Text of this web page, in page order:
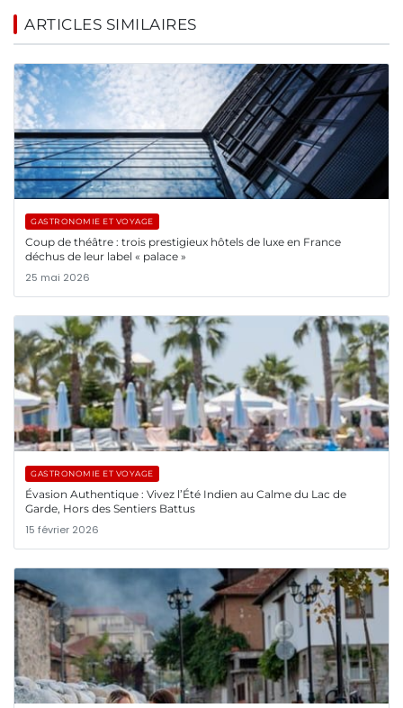
ARTICLES SIMILAIRES
GASTRONOMIE ET VOYAGE
Coup de théâtre : trois prestigieux hôtels de luxe en France
déchus de leur label « palace »
25 mai 2026
GASTRONOMIE ET VOYAGE
Évasion Authentique : Vivez l’Été Indien au Calme du Lac de
Garde, Hors des Sentiers Battus
15 février 2026